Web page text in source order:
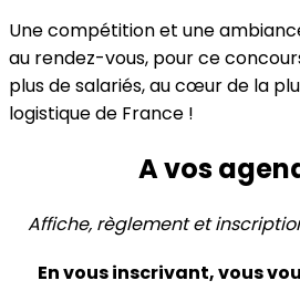
Une compétition et une
au rendez-vous, pour ce
plus de salariés, au cœur de la
logistique de France !
A vos
Affiche, règlement et
En vous inscrivant, vous